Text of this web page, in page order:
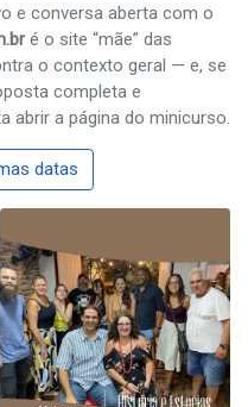
e conversa aberta com o
é o site “mãe” das
o contexto geral — e, se
completa e
abrir a página do minicurso.
datas